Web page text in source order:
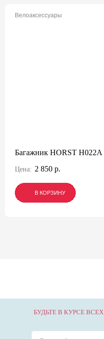
Велоаксессуары
Багажник HORST H022A
Цена: 2 850 р.
В КОРЗИНУ
В КОРЗИНУ
В КОРЗИНУ
БУДЬТЕ В КУРСЕ